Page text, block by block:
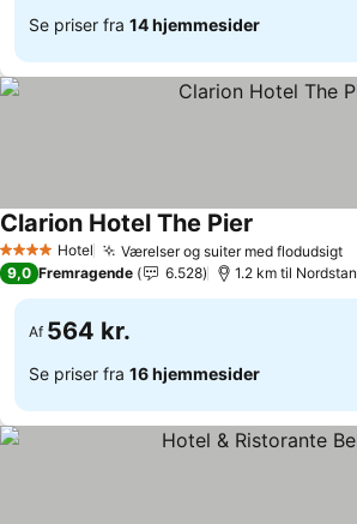
Se priser fra 14 hjemmesider
4 StjernerHotel Værelser og suiter med flodudsigt
Clarion Hotel The Pier
9,0 Fremragende 6.528 1.2 km til Nordstan
Af 564 kr.
Se priser fra 16 hjemmesider